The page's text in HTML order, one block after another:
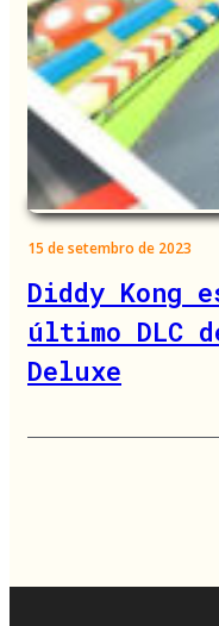
15 de setembro de 2023
Diddy Kong
último DLC
Deluxe